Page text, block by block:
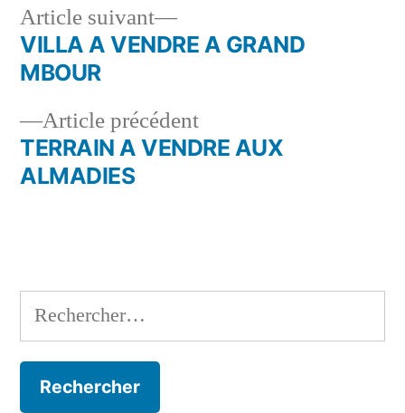
Navigation
l’article
Article précédentArticle
précédent :
TERRAIN A VENDRE AUX
ALMADIES
Article suivant
Article
suivant :
VILLA A VENDRE A GRAND
MBOUR
Rechercher :